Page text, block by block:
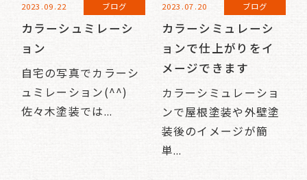
2023.09.22 ブログ
カラーシュミレーシ
ョン
自宅の写真でカラーシ
ュミレーション(^^)
佐々木塗装では...
2023.07.20 ブログ
カラーシミュレーシ
ョンで仕上がりをイ
メージできます
カラーシミュレーショ
ンで屋根塗装や外壁塗
装後のイメージが簡
単...